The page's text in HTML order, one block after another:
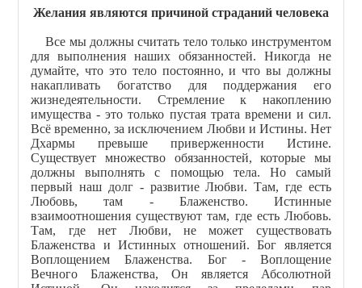
Желания являются причиной страданий человека
Все мы должны считать тело только инструментом
для выполнения наших обязанностей. Никогда не
думайте, что это тело постоянно, и что вы должны
накапливать богатство для поддержания его
жизнедеятельности. Стремление к накоплению
имущества - это только пустая трата времени и сил.
Всё временно, за исключением Любви и Истины. Нет
Дхармы превыше приверженности Истине.
Существует множество обязанностей, которые мы
должны выполнять с помощью тела. Но самый
первый наш долг - развитие Любви. Там, где есть
Любовь, там - Блаженство. Истинные
взаимоотношения существуют там, где есть Любовь.
Там, где нет Любви, не может существовать
Блаженства и Истинных отношений. Бог является
Воплощением Блаженства. Бог - Воплощение
Вечного Блаженства, Он является Абсолютной